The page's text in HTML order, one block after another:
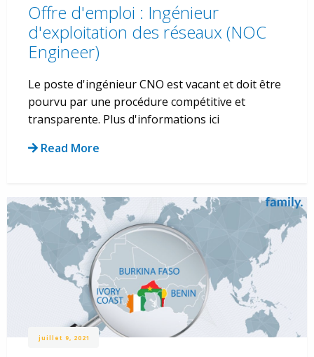
Offre d'emploi : Ingénieur
d'exploitation des réseaux (NOC
Engineer)
Le poste d'ingénieur CNO est vacant et doit être
pourvu par une procédure compétitive et
transparente. Plus d'informations ici
Read More
juillet 9, 2021